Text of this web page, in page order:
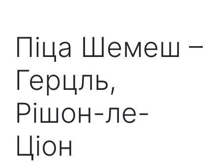
Піца Шемеш –
Герцль,
Рішон-ле-
Ціон